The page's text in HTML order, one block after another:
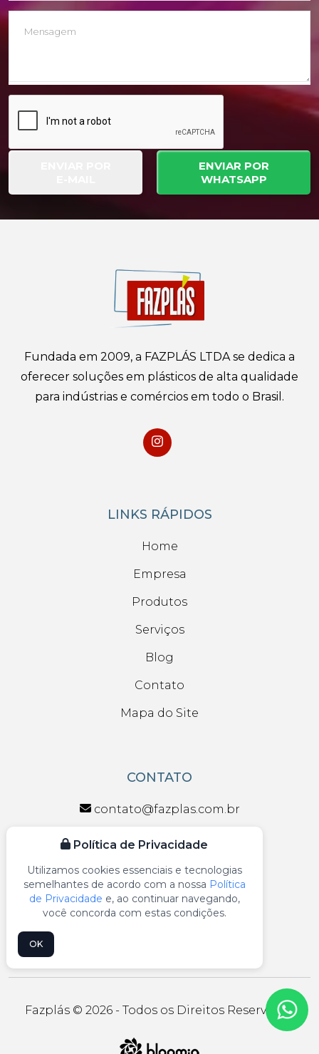
ENVIAR POR
WHATSAPP
Fundada em 2009, a FAZPLÁS LTDA se dedica a
oferecer soluções em plásticos de alta qualidade
para indústrias e comércios em todo o Brasil.
LINKS RÁPIDOS
Home
Empresa
Produtos
Serviços
Blog
Contato
Mapa do Site
CONTATO
contato@fazplas.com.br
claudio@fazplas.com.br
(11) 93375-2730
(11) 99122-7030
(11) 96192-5091
Fazplás © 2026 - Todos os Direitos Reservados
Política de Privacidade
Utilizamos cookies essenciais e tecnologias
semelhantes de acordo com a nossa Política
de Privacidade e, ao continuar navegando,
você concorda com estas condições.
OK